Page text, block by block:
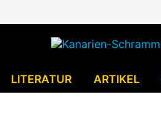
LITERATUR ARTIKEL